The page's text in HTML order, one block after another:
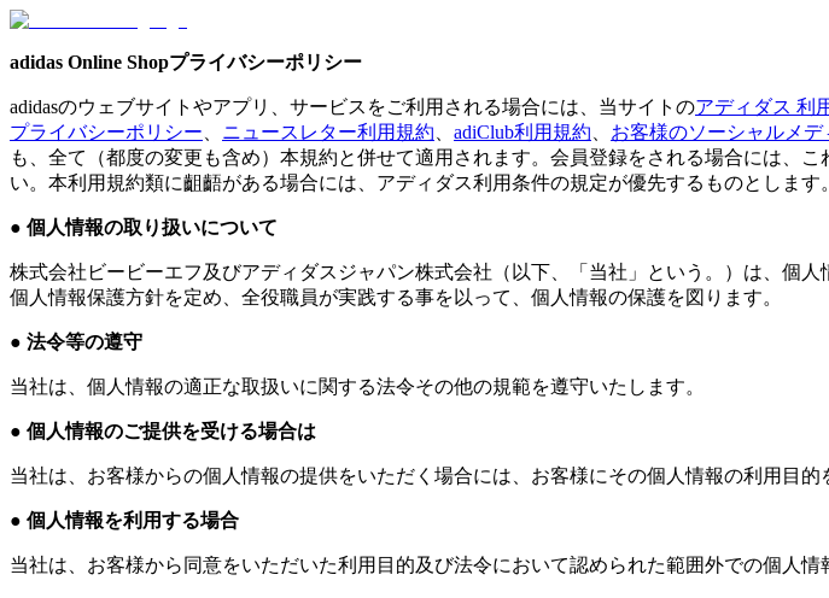
adidas Online Shopプライバシーポリシー
adidasのウェブサイトやアプリ、サービスをご利用される場合には、当サイトのアディダス 利
プライバシーポリシー
ニュースレター利用規約 adiClub利用規約 お客様のソーシャルメデ
も、全て（都度の変更も含め）本規約と併せて適用されます。会員登録をされる場合には、
い。本利用規約類に齟齬がある場合には、アディダス利用条件の規定が優先するものとします。
● 個人情報の取り扱いについて
株式会社ビービーエフ及びアディダスジャパン株式会社（以下、「当社」という。）は、個
個人情報保護方針を定め、全役職員が実践する事を以って、個人情報の保護を図ります。
● 法令等の遵守
当社は、個人情報の適正な取扱いに関する法令その他の規範を遵守いたします。
● 個人情報のご提供を受ける場合は
当社は、お客様からの個人情報の提供をいただく場合には、お客様にその個人情報の利用目的
● 個人情報を利用する場合
当社は、お客様から同意をいただいた利用目的及び法令において認められた範囲外での個人情